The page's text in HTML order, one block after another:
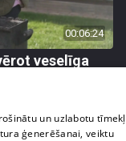
00:06:24
veselīga
un uzlabotu
ģenerēšanai, veiktu